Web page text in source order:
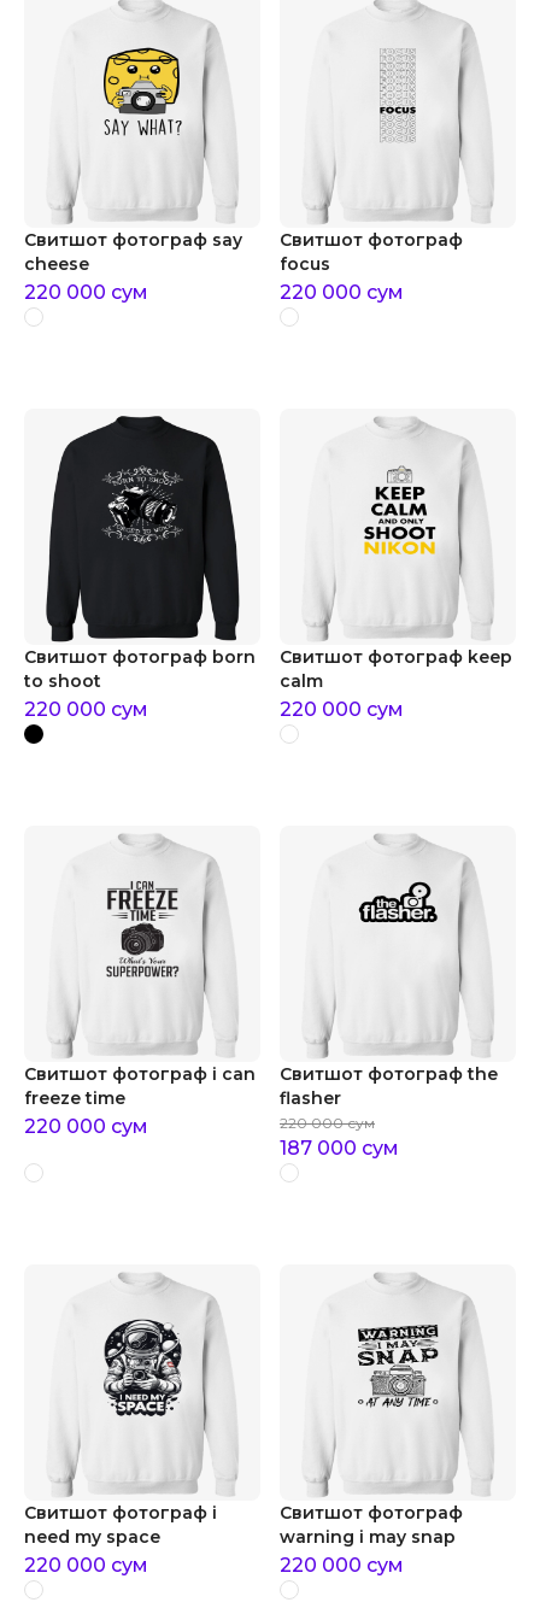
Свитшот фотограф say
cheese
220 000 сум
Свитшот фотограф
focus
220 000 сум
Свитшот фотограф born
to shoot
220 000 сум
Свитшот фотограф keep
calm
220 000 сум
Свитшот фотограф i can
freeze time
220 000 сум
Свитшот фотограф the
flasher
220 000 сум
187 000 сум
Свитшот фотограф i
need my space
220 000 сум
Свитшот фотограф
warning i may snap
220 000 сум